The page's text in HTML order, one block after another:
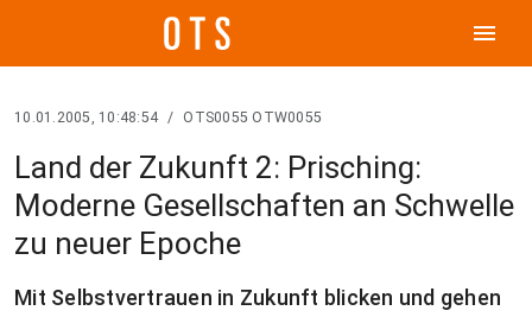
menu
10.01.2005, 10:48:54 / OTS0055 OTW0055
Land der Zukunft 2: Prisching:
Moderne Gesellschaften an Schwelle
zu neuer Epoche
Mit Selbstvertrauen in Zukunft blicken und gehen